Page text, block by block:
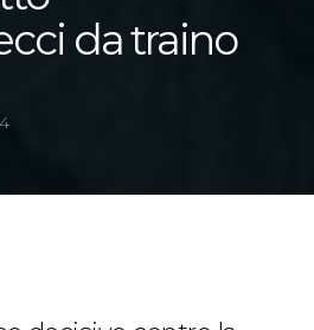
da traino